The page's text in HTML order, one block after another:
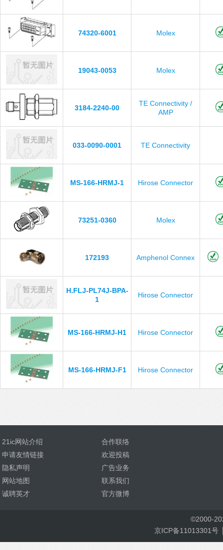
74320-6001 Molex
19043-0053 Molex
3184-2240-00
TE Connectivity /
AMP
033-0090-0001 TE Connectivity
MS-166-HRMJ-1 Hirose Connector
73251-0360 Molex
172193 Amphenol Connex
H.FLJ-PL74J-BPA-
1
Hirose Connector
MS-166-HRMJ-H1 Hirose Connector
MS-166-HRMJ-F1 Hirose Connector
21ic网站介绍
合作联络
申请友情链接
欢迎投稿
隐私声明
广告业务
网站地图
联系我们
诚聘英才
官方微博
©2000-
京ICP备11013301号